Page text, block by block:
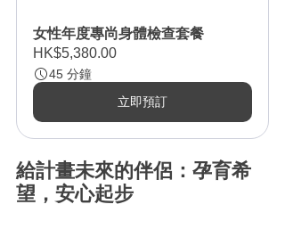
女性年度專尚身體檢查套餐
HK$5,380.00
45 分鐘
立即預訂
給計畫未來的伴侶：孕育希
望，安心起步